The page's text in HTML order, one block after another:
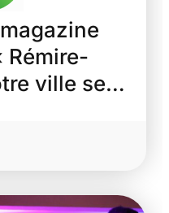
Rémire-
ville se